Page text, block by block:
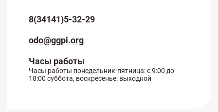
8(34141)5-32-29
odo@ggpi.org
Часы работы
Часы работы понедельник-пятница: с 9:00 до
18:00 суббота, воскресенье: выходной